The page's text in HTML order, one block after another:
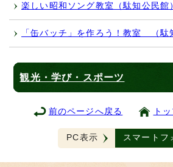
楽しい昭和ソング教室（駄知公民館
「缶バッチ」を作ろう！教室 （駄
観光・学び・スポーツ
前のページへ戻る ト
PC表示 スマートフ